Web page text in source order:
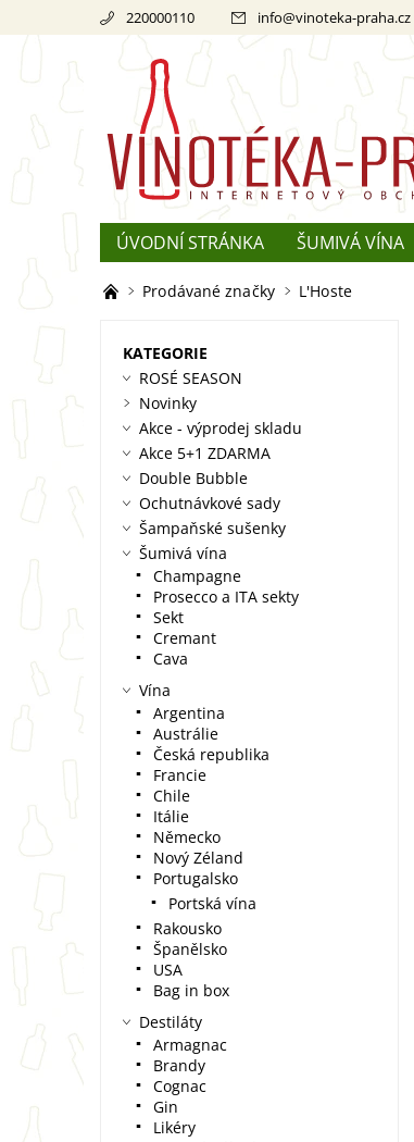
220000110 info@vinoteka-praha.cz
ÚVODNÍ STRÁNKA ŠUMIVÁ VÍNA
REKLAMACE
O ŠAMPAŇSKÉM
Prodávané značky L'Hoste
KATEGORIE
ROSÉ SEASON
Novinky
Akce - výprodej skladu
Akce 5+1 ZDARMA
Double Bubble
Ochutnávkové sady
Šampaňské sušenky
Šumivá vína
Champagne
Prosecco a ITA sekty
Sekt
Cremant
Cava
Vína
Argentina
Austrálie
Česká republika
Francie
Chile
Itálie
Německo
Nový Zéland
Portugalsko
Portská vína
Rakousko
Španělsko
USA
Bag in box
Destiláty
Armagnac
Brandy
Cognac
Gin
Likéry